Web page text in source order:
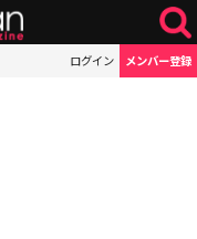
ログイン メンバー登録